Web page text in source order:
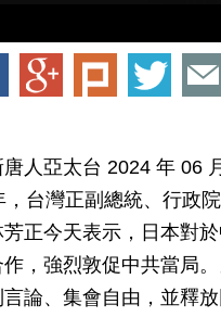
唐人亞太台 2024 年 06
，台灣正副總統、行政
芳正今天表示，日本對
作，強烈敦促中共當局
言論、集會自由，並釋